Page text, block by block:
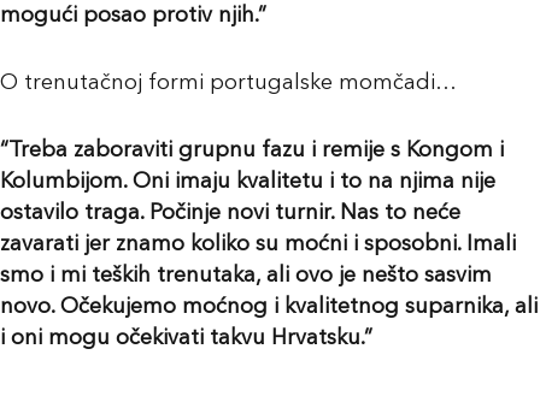
mogući posao protiv njih.”
O trenutačnoj formi portugalske momčadi…
“Treba zaboraviti grupnu fazu i remije s Kongom i
Kolumbijom. Oni imaju kvalitetu i to na njima nije
ostavilo traga. Počinje novi turnir. Nas to neće
zavarati jer znamo koliko su moćni i sposobni. Imali
smo i mi teških trenutaka, ali ovo je nešto sasvim
novo. Očekujemo moćnog i kvalitetnog suparnika, ali
i oni mogu očekivati takvu Hrvatsku.”